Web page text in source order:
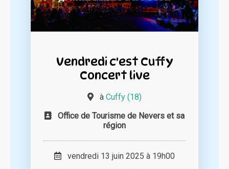
Vendredi c'est Cuffy
Concert live
à Cuffy (18)
Office de Tourisme de Nevers et sa
région
vendredi 13 juin 2025 à 19h00